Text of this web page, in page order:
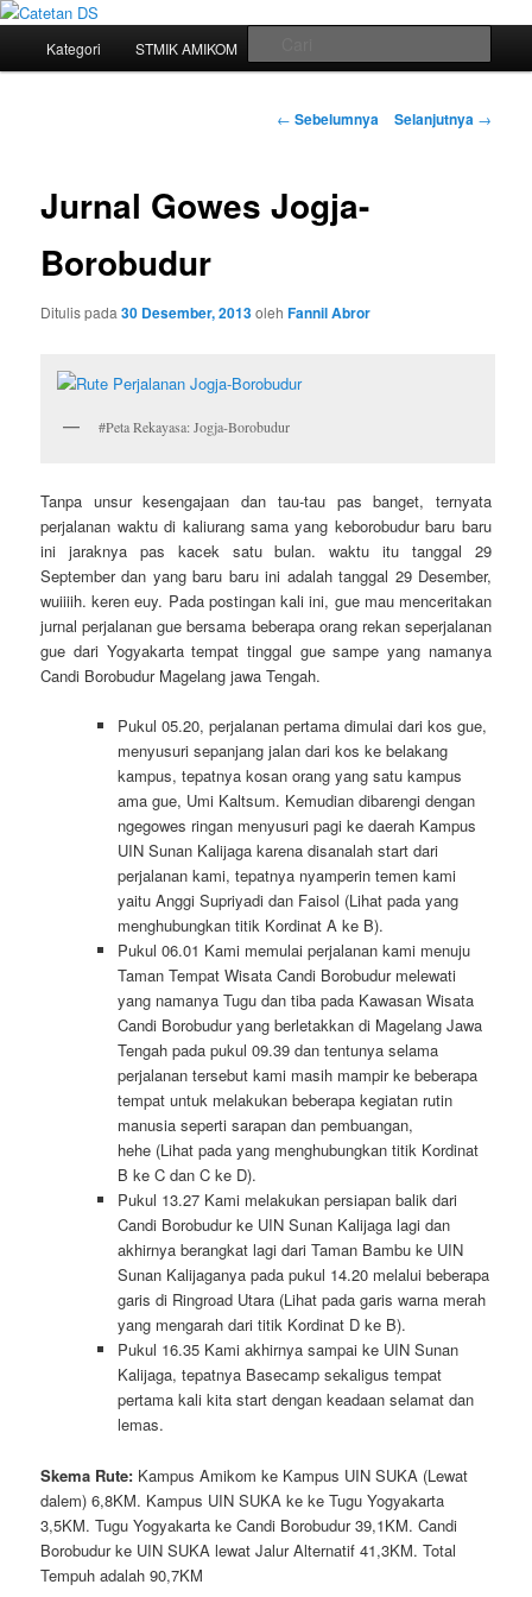
Mari bermimpi dan ciptakan kehendak
Langsung
utama
Kategori STMIK AMIKOM
Navigasi
← Sebelumnya Selanjutnya →
Jurnal Gowes Jogja-
Borobudur
Ditulis pada30 Desember, 2013olehFannil Abror
#Peta Rekayasa: Jogja-Borobudur
Tanpa unsur kesengajaan dan tau-tau pas banget, ternyata
perjalanan waktu di kaliurang sama yang keborobudur baru baru
ini jaraknya pas kacek satu bulan. waktu itu tanggal 29
September dan yang baru baru ini adalah tanggal 29 Desember,
wuiiiih. keren euy. Pada postingan kali ini, gue mau menceritakan
jurnal perjalanan gue bersama beberapa orang rekan seperjalanan
gue dari Yogyakarta tempat tinggal gue sampe yang namanya
Candi Borobudur Magelang jawa Tengah.
Pukul 05.20, perjalanan pertama dimulai dari kos gue,
menyusuri sepanjang jalan dari kos ke belakang
kampus, tepatnya kosan orang yang satu kampus
ama gue, Umi Kaltsum. Kemudian dibarengi dengan
ngegowes ringan menyusuri pagi ke daerah Kampus
UIN Sunan Kalijaga karena disanalah start dari
perjalanan kami, tepatnya nyamperin temen kami
yaitu Anggi Supriyadi dan Faisol (Lihat pada yang
menghubungkan titik Kordinat A ke B).
Pukul 06.01 Kami memulai perjalanan kami menuju
Taman Tempat Wisata Candi Borobudur melewati
yang namanya Tugu dan tiba pada Kawasan Wisata
Candi Borobudur yang berletakkan di Magelang Jawa
Tengah pada pukul 09.39 dan tentunya selama
perjalanan tersebut kami masih mampir ke beberapa
tempat untuk melakukan beberapa kegiatan rutin
manusia seperti sarapan dan pembuangan,
hehe (Lihat pada yang menghubungkan titik Kordinat
B ke C dan C ke D).
Pukul 13.27 Kami melakukan persiapan balik dari
Candi Borobudur ke UIN Sunan Kalijaga lagi dan
akhirnya berangkat lagi dari Taman Bambu ke UIN
Sunan Kalijaganya pada pukul 14.20 melalui beberapa
garis di Ringroad Utara (Lihat pada garis warna merah
yang mengarah dari titik Kordinat D ke B).
Pukul 16.35 Kami akhirnya sampai ke UIN Sunan
Kalijaga, tepatnya Basecamp sekaligus tempat
pertama kali kita start dengan keadaan selamat dan
lemas.
Skema Rute: Kampus Amikom ke Kampus UIN SUKA (Lewat
dalem) 6,8KM. Kampus UIN SUKA ke ke Tugu Yogyakarta
3,5KM. Tugu Yogyakarta ke Candi Borobudur 39,1KM. Candi
Borobudur ke UIN SUKA lewat Jalur Alternatif 41,3KM. Total
Tempuh adalah 90,7KM